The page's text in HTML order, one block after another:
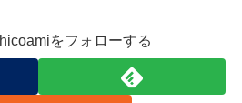
をフォローする